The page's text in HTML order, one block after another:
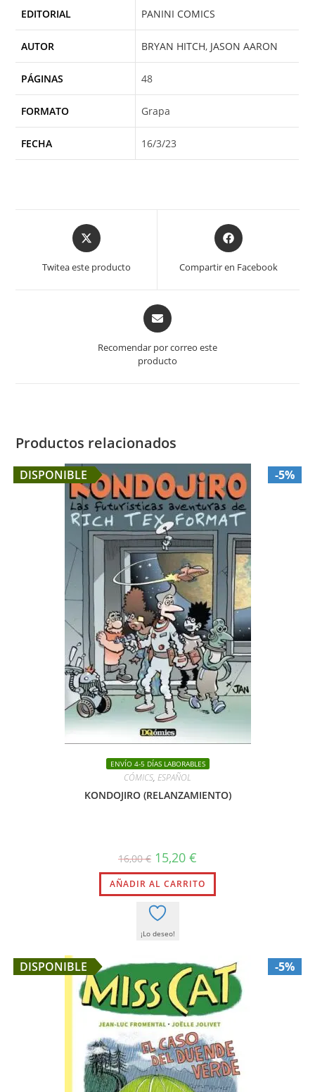
EDITORIAL PANINI COMICS
AUTOR BRYAN HITCH, JASON AARON
PÁGINAS 48
FORMATO Grapa
FECHA 16/3/23
Opens
in
Twitea este producto
Opens
in
a
Compartir en Facebook
Opens
in
new
Recomendar por correo este
producto
Productos relacionados
DISPONIBLE -5%
ENVÍO 4-5 DÍAS LABORABLES
CÓMICS, ESPAÑOL
KONDOJIRO (RELANZAMIENTO)
16,00€ El
precio
original
era:
16,00 €.
15,20 €
actual
es:
15,20 €.
AÑADIR AL CARRITO
¡Lo deseo!
DISPONIBLE -5%